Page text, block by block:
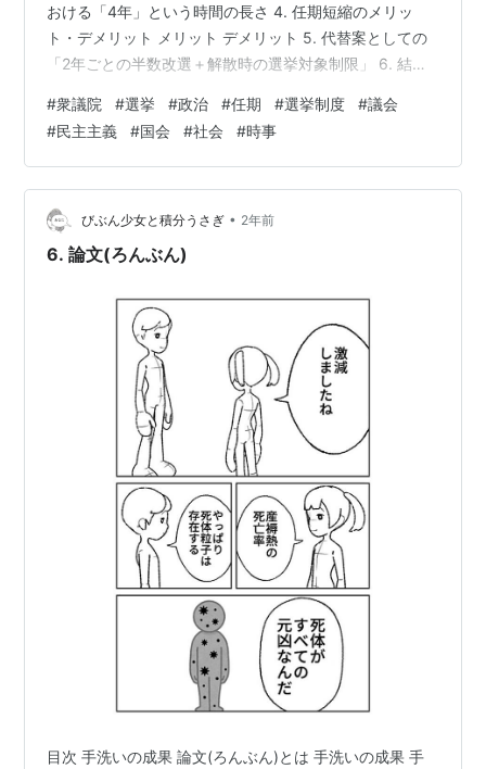
おける「4年」という時間の長さ 4. 任期短縮のメリッ
ト・デメリット メリット デメリット 5. 代替案としての
「2年ごとの半数改選＋解散時の選挙対象制限」 6. 結論
任期は4年と定められているが、実際には解散の影響で短
くなることが多い。しかし、現代社会の変化のスピード
を考えると、4年という期間が長すぎるのではないかとい
う疑問が浮かぶ。 たとえば、SNSの普及により世論の移
り変わりがかつてないほど早くなり、1年前の政…
#衆議院 #選挙 #政治 #任期 #選挙制度 #議会
#民主主義 #国会 #社会 #時事
びぶん少女と積分うさぎ • 2年前
6. 論文(ろんぶん)
目次 手洗いの成果 論文(ろんぶん)とは 手洗いの成果 手